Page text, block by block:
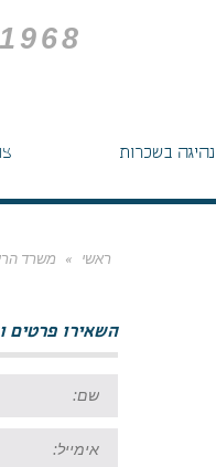
נהיגה בשכרות
ראשי » משרד
השאירו פרטים